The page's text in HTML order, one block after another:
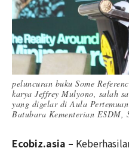
peluncuran buku Some
karya Jeffrey Mulyono, salah
yang digelar di Aula
Batubara Kementerian ESDM,
Ecobiz.asia –